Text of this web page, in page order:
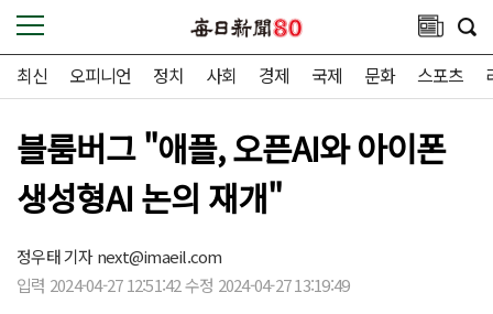
최신 오피니언 정치 사회 경제 국제 문화 스포츠
블룸버그 "애플, 오픈AI와 아이폰
생성형AI 논의 재개"
정우태 기자next@imaeil.com
입력 2024-04-27 12:51:42 수정 2024-04-27 13:19:49